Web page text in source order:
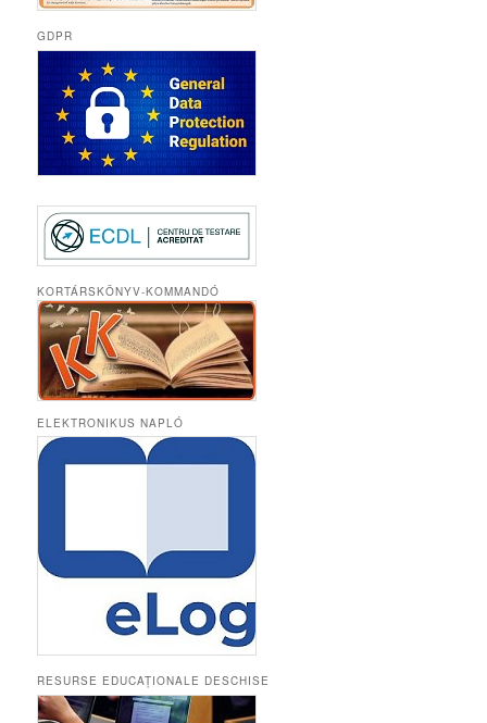
GDPR
KORTÁRSKÖNYV-KOMMANDÓ
ELEKTRONIKUS NAPLÓ
RESURSE EDUCAȚIONALE DESCHISE